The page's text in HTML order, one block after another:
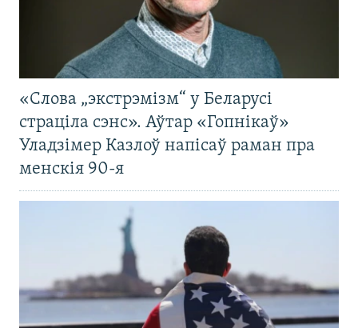
«Слова „экстрэмізм“ у Беларусі
страціла сэнс». Аўтар «Гопнікаў»
Уладзімер Казлоў напісаў раман пра
менскія 90-я